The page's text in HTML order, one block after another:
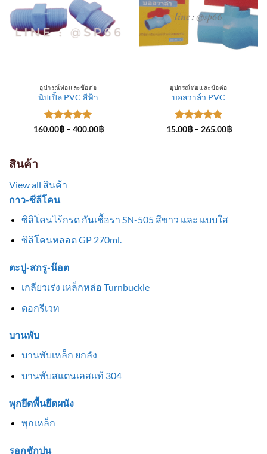
อุปกรณ์ท่อและข้อต่อ
นิปเปิ้ล PVC สีฟ้า
ให้คะแนน
160.00฿ – 400.00฿Price
อุปกรณ์ท่อและข้อต่อ
บอลวาล์ว PVC
ให้คะแนน
15.00฿ – 265.00฿Price
สินค้า
View all สินค้า
กาว-ซีลีโคน
ซิลิโคนไร้กรด กันเชื้อรา SN-505 สีขาว และ แบบใส
ซิลิโคนหลอด GP 270ml.
ตะปู-สกรู-น๊อต
เกลียวเร่ง เหล็กหล่อ Turnbuckle
ดอกรีเวท
บานพับ
บานพับเหล็ก ยกลัง
บานพับสแตนเลสแท้ 304
พุกยึดพื้นยึดผนัง
พุกเหล็ก
รอกชักปูน